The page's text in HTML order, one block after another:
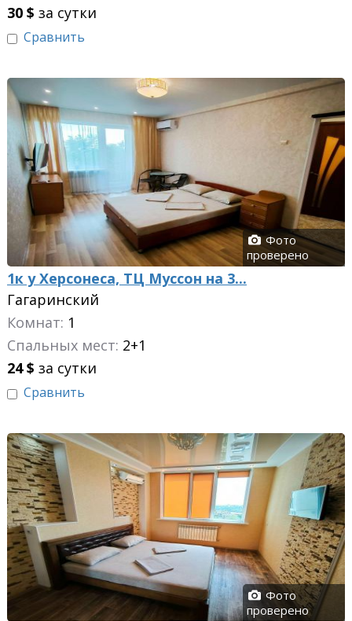
30 $ за сутки
Сравнить
Фото
проверено
1к у Херсонеса, ТЦ Муссон на 3...
Гагаринский
Комнат: 1
Спальных мест: 2+1
24 $ за сутки
Сравнить
Фото
проверено